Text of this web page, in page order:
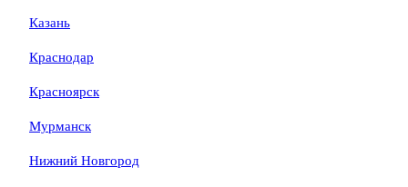
Казань
Краснодар
Красноярск
Мурманск
Нижний Новгород